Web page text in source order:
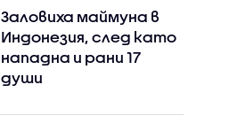
Заловиха маймуна в
Индонезия, след като
нападна и рани 17
души